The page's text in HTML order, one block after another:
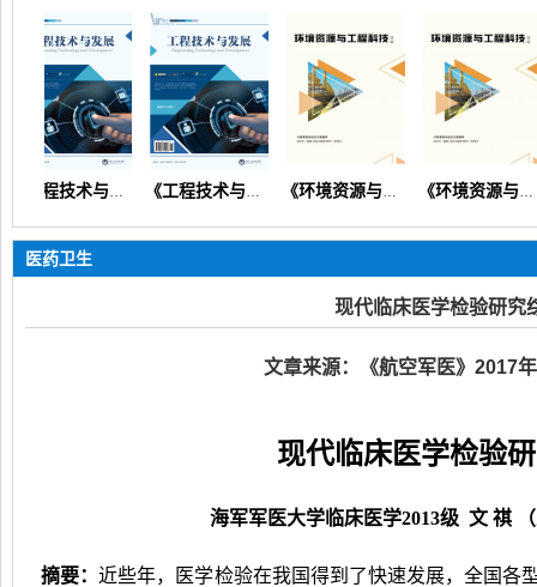
《工程技术与发展》（矿山机械交通路桥市政建筑信息通信） 《工程技术与发展》 《环境资源与工程科技论坛》（生态环境矿产地质资源经济） 《环境资源与工程科技论坛》
医药卫生
现代临床医学检验研究
文章来源：《航空军医》2017
现代临床医学检验
海军军医大学临床医学2013级 文 祺
摘要：近些年，医学检验在我国得到了快速发展，全国各